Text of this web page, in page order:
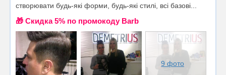
створювати будь-які форми, будь-які стилі, всі базові...
🎁 Cкидка 5% по промокоду Barb
9 фото